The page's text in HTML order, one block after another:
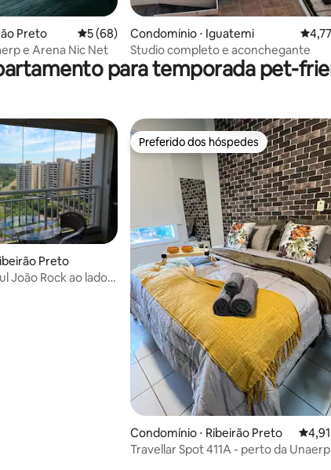
48 avaliações
Preto 5 de uma avaliação média de 5, 68 avaliações
5 (68)
e Arena Nic Net
Condomínio ⋅ Iguatemi 4,77
Studio completo e aconchegante
para temporada pet-
14 avaliações
Preto
João Rock ao lado
Preferido dos hóspedes
Preferido dos hóspedes
Condomínio ⋅ Ribeirão Preto 4,91
Travellar Spot 411A - perto da Unaerp